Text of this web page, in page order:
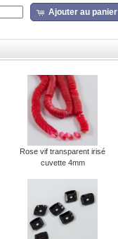
Ajouter au panier
Rose vif transparent irisé
cuvette 4mm